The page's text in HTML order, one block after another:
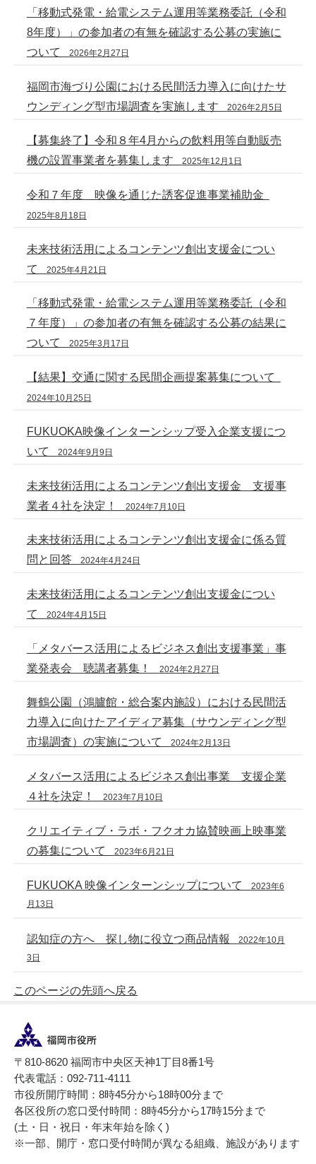
「移動式発電・給電システム運用等業務委託（令和
8年度）」の参加者の有無を確認する公募の実施に
ついて
2026年2月27日
福岡市海づり公園における民間活力導入に向けたサ
ウンディング型市場調査を実施します
2026年2月5日
【募集終了】令和８年4月からの飲料用等自動販売
機の設置事業者を募集します
2025年12月1日
令和７年度 映像を通じた誘客促進事業補助金
2025年8月18日
未来技術活用によるコンテンツ創出支援金につい
て
2025年4月21日
「移動式発電・給電システム運用等業務委託（令和
７年度）」の参加者の有無を確認する公募の結果に
ついて
2025年3月17日
【結果】交通に関する民間企画提案募集について
2024年10月25日
FUKUOKA映像インターンシップ受入企業支援につ
いて
2024年9月9日
未来技術活用によるコンテンツ創出支援金 支援事
業者４社を決定！
2024年7月10日
未来技術活用によるコンテンツ創出支援金に係る質
問と回答
2024年4月24日
未来技術活用によるコンテンツ創出支援金につい
て
2024年4月15日
「メタバース活用によるビジネス創出支援事業」事
業発表会 聴講者募集！
2024年2月27日
舞鶴公園（鴻臚館・総合案内施設）における民間活
力導入に向けたアイディア募集（サウンディング型
市場調査）の実施について
2024年2月13日
メタバース活用によるビジネス創出事業 支援企業
４社を決定！
2023年7月10日
クリエイティブ・ラボ・フクオカ協賛映画上映事業
の募集について
2023年6月21日
FUKUOKA 映像インターンシップについて 2023年6
月13日
認知症の方へ 探し物に役立つ商品情報 2022年10月
3日
このページの先頭へ戻る
〒810-8620 福岡市中央区天神1丁目8番1号
代表電話：092-711-4111
市役所開庁時間：8時45分から18時00分まで
各区役所の窓口受付時間：8時45分から17時15分まで
(土・日・祝日・年末年始を除く)
※一部、開庁・窓口受付時間が異なる組織、施設があります